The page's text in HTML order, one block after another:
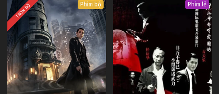
TRỌN BỘ Phim bộ Phim lẻ